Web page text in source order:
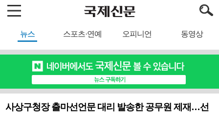
뉴스 스포츠·연예 오피니언 동영상
사상구청장 출마선언문 대리 발송한 공무원 제재…선